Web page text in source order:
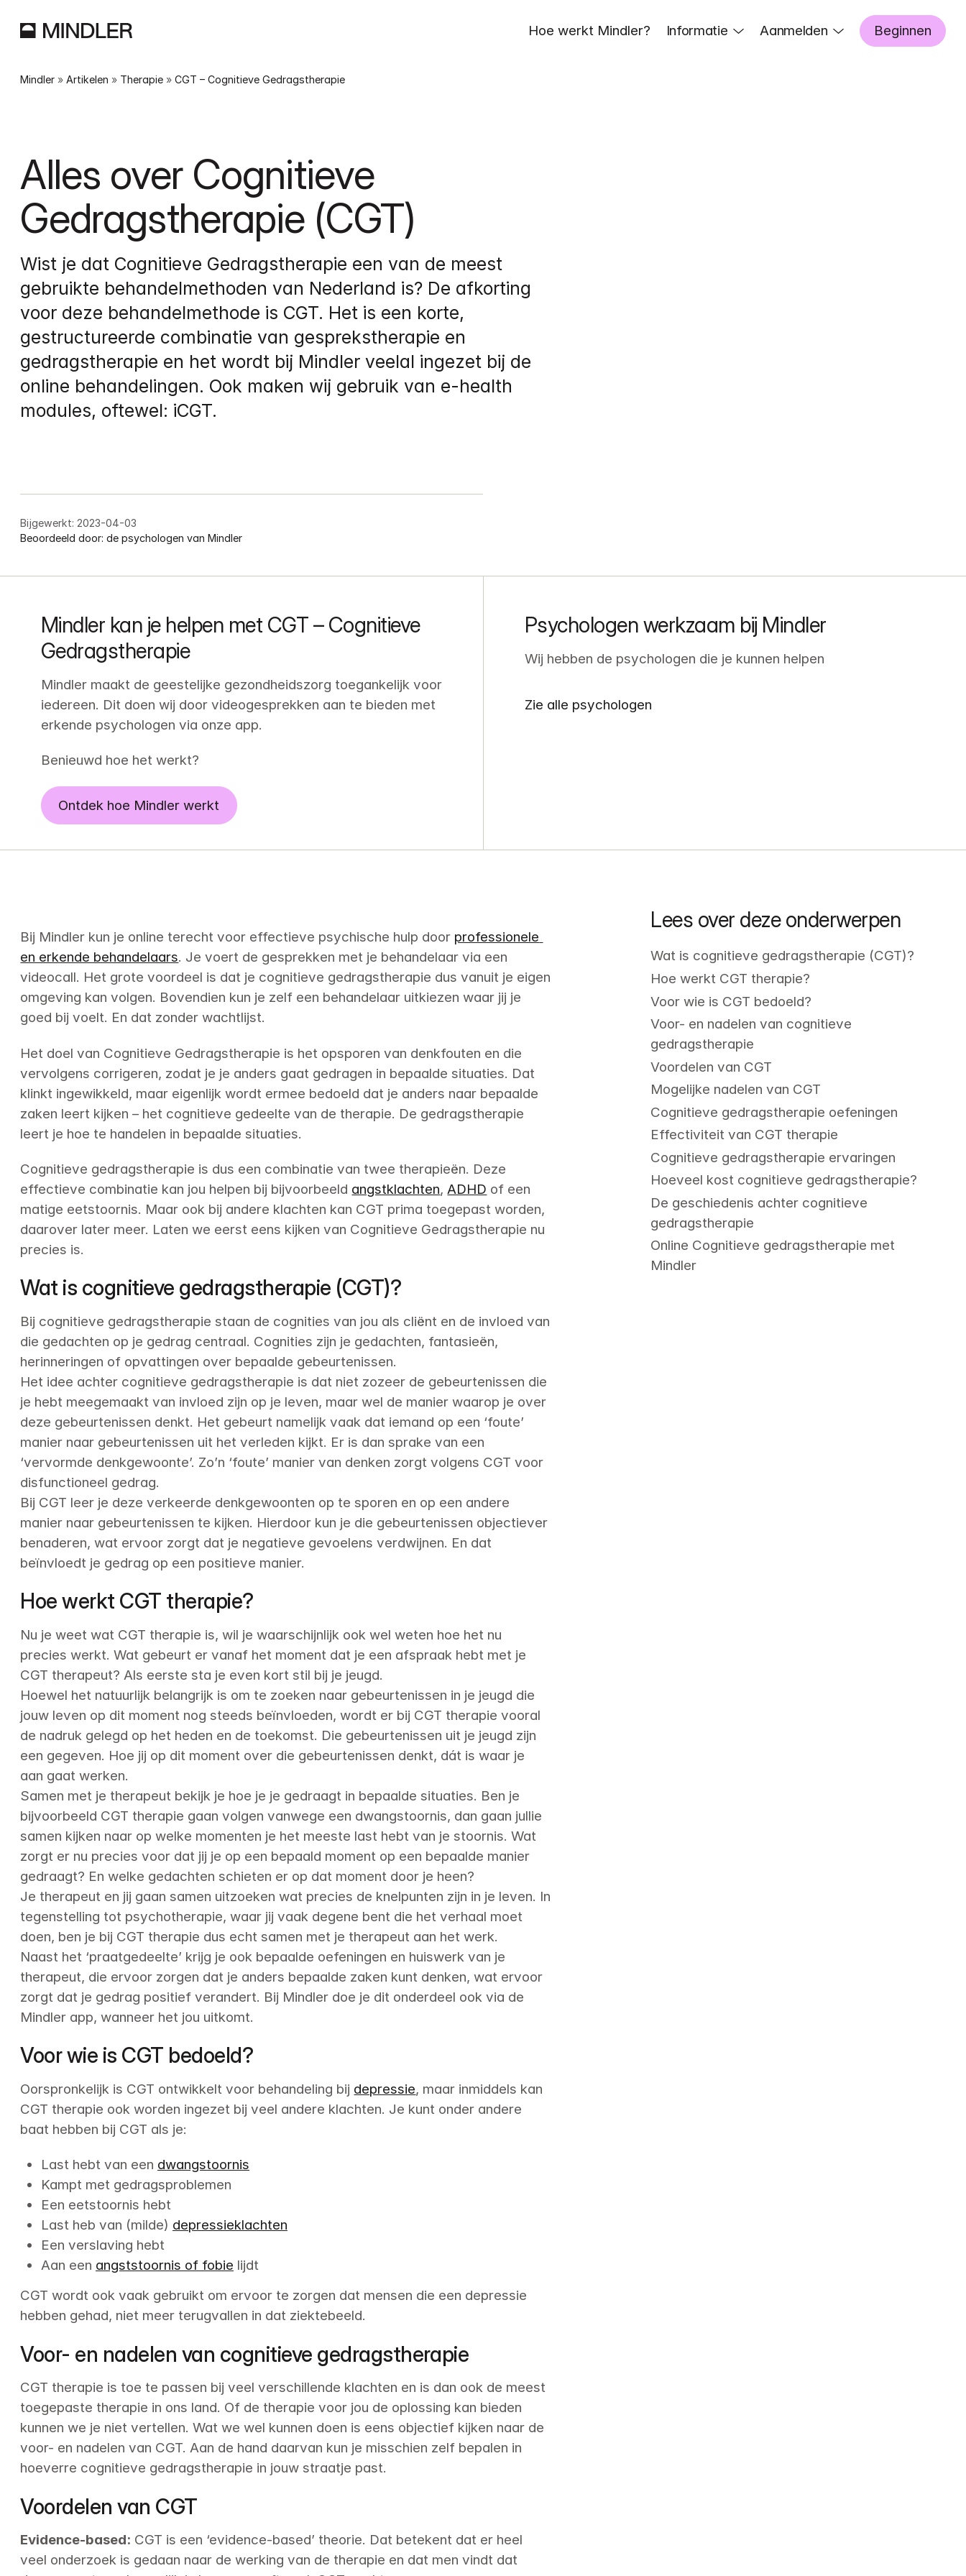
Hoe werkt Mindler? Informatie Aanmelden Beginnen
Mindler » Artikelen » Therapie » CGT – Cognitieve Gedragstherapie
Alles over Cognitieve
Gedragstherapie (CGT)
Wist je dat Cognitieve Gedragstherapie een van de meest
gebruikte behandelmethoden van Nederland is? De afkorting
voor deze behandelmethode is CGT. Het is een korte,
gestructureerde combinatie van gesprekstherapie en
gedragstherapie en het wordt bij Mindler veelal ingezet bij de
online behandelingen. Ook maken wij gebruik van e-health
modules, oftewel: iCGT.
Bijgewerkt: 2023-04-03
Beoordeeld door: de psychologen van Mindler
Mindler kan je helpen met CGT – Cognitieve
Gedragstherapie
Mindler maakt de geestelijke gezondheidszorg toegankelijk voor
iedereen. Dit doen wij door videogesprekken aan te bieden met
erkende psychologen via onze app.
Benieuwd hoe het werkt?
Ontdek hoe Mindler werkt
Psychologen werkzaam bij Mindler
Wij hebben de psychologen die je kunnen helpen
Zie alle psychologen
Bij Mindler kun je online terecht voor effectieve psychische hulp door professionele
en erkende behandelaars. Je voert de gesprekken met je behandelaar via een
videocall. Het grote voordeel is dat je cognitieve gedragstherapie dus vanuit je eigen
omgeving kan volgen. Bovendien kun je zelf een behandelaar uitkiezen waar jij je
goed bij voelt. En dat zonder wachtlijst.
Het doel van Cognitieve Gedragstherapie is het opsporen van denkfouten en die
vervolgens corrigeren, zodat je je anders gaat gedragen in bepaalde situaties. Dat
klinkt ingewikkeld, maar eigenlijk wordt ermee bedoeld dat je anders naar bepaalde
zaken leert kijken – het cognitieve gedeelte van de therapie. De gedragstherapie
leert je hoe te handelen in bepaalde situaties.
Cognitieve gedragstherapie is dus een combinatie van twee therapieën. Deze
effectieve combinatie kan jou helpen bij bijvoorbeeld angstklachten, ADHD of een
matige eetstoornis. Maar ook bij andere klachten kan CGT prima toegepast worden,
daarover later meer. Laten we eerst eens kijken van Cognitieve Gedragstherapie nu
precies is.
Wat is cognitieve gedragstherapie (CGT)?
Bij cognitieve gedragstherapie staan de cognities van jou als cliënt en de invloed van
die gedachten op je gedrag centraal. Cognities zijn je gedachten, fantasieën,
herinneringen of opvattingen over bepaalde gebeurtenissen.
Het idee achter cognitieve gedragstherapie is dat niet zozeer de gebeurtenissen die
je hebt meegemaakt van invloed zijn op je leven, maar wel de manier waarop je over
deze gebeurtenissen denkt. Het gebeurt namelijk vaak dat iemand op een ‘foute’
manier naar gebeurtenissen uit het verleden kijkt. Er is dan sprake van een
‘vervormde denkgewoonte’. Zo’n ‘foute’ manier van denken zorgt volgens CGT voor
disfunctioneel gedrag.
Bij CGT leer je deze verkeerde denkgewoonten op te sporen en op een andere
manier naar gebeurtenissen te kijken. Hierdoor kun je die gebeurtenissen objectiever
benaderen, wat ervoor zorgt dat je negatieve gevoelens verdwijnen. En dat
beïnvloedt je gedrag op een positieve manier.
Hoe werkt CGT therapie?
Nu je weet wat CGT therapie is, wil je waarschijnlijk ook wel weten hoe het nu
precies werkt. Wat gebeurt er vanaf het moment dat je een afspraak hebt met je
CGT therapeut? Als eerste sta je even kort stil bij je jeugd.
Hoewel het natuurlijk belangrijk is om te zoeken naar gebeurtenissen in je jeugd die
jouw leven op dit moment nog steeds beïnvloeden, wordt er bij CGT therapie vooral
de nadruk gelegd op het heden en de toekomst. Die gebeurtenissen uit je jeugd zijn
een gegeven. Hoe jij op dit moment over die gebeurtenissen denkt, dát is waar je
aan gaat werken.
Samen met je therapeut bekijk je hoe je je gedraagt in bepaalde situaties. Ben je
bijvoorbeeld CGT therapie gaan volgen vanwege een dwangstoornis, dan gaan jullie
samen kijken naar op welke momenten je het meeste last hebt van je stoornis. Wat
zorgt er nu precies voor dat jij je op een bepaald moment op een bepaalde manier
gedraagt? En welke gedachten schieten er op dat moment door je heen?
Je therapeut en jij gaan samen uitzoeken wat precies de knelpunten zijn in je leven. In
tegenstelling tot psychotherapie, waar jij vaak degene bent die het verhaal moet
doen, ben je bij CGT therapie dus echt samen met je therapeut aan het werk.
Naast het ‘praatgedeelte’ krijg je ook bepaalde oefeningen en huiswerk van je
therapeut, die ervoor zorgen dat je anders bepaalde zaken kunt denken, wat ervoor
zorgt dat je gedrag positief verandert. Bij Mindler doe je dit onderdeel ook via de
Mindler app, wanneer het jou uitkomt.
Voor wie is CGT bedoeld?
Oorspronkelijk is CGT ontwikkelt voor behandeling bij depressie, maar inmiddels kan
CGT therapie ook worden ingezet bij veel andere klachten. Je kunt onder andere
baat hebben bij CGT als je:
Last hebt van een dwangstoornis
Kampt met gedragsproblemen
Een eetstoornis hebt
Last heb van (milde) depressieklachten
Een verslaving hebt
Aan een angststoornis of fobie lijdt
CGT wordt ook vaak gebruikt om ervoor te zorgen dat mensen die een depressie
hebben gehad, niet meer terugvallen in dat ziektebeeld.
Voor- en nadelen van cognitieve gedragstherapie
CGT therapie is toe te passen bij veel verschillende klachten en is dan ook de meest
toegepaste therapie in ons land. Of de therapie voor jou de oplossing kan bieden
kunnen we je niet vertellen. Wat we wel kunnen doen is eens objectief kijken naar de
voor- en nadelen van CGT. Aan de hand daarvan kun je misschien zelf bepalen in
hoeverre cognitieve gedragstherapie in jouw straatje past.
Voordelen van CGT
Evidence-based: CGT is een ‘evidence-based’ theorie. Dat betekent dat er heel
veel onderzoek is gedaan naar de werking van de therapie en dat men vindt dat
Lees over deze onderwerpen
Wat is cognitieve gedragstherapie (CGT)?
Hoe werkt CGT therapie?
Voor wie is CGT bedoeld?
Voor- en nadelen van cognitieve
gedragstherapie
Voordelen van CGT
Mogelijke nadelen van CGT
Cognitieve gedragstherapie oefeningen
Effectiviteit van CGT therapie
Cognitieve gedragstherapie ervaringen
Hoeveel kost cognitieve gedragstherapie?
De geschiedenis achter cognitieve
gedragstherapie
Online Cognitieve gedragstherapie met
Mindler